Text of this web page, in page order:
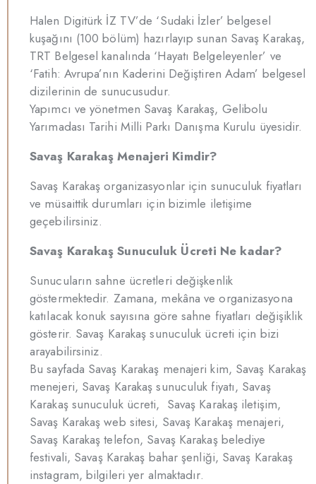
Halen Digitürk İZ TV’de ‘Sudaki İzler’ belgesel
kuşağını (100 bölüm) hazırlayıp sunan Savaş Karakaş,
TRT Belgesel kanalında ‘Hayatı Belgeleyenler’ ve
‘Fatih: Avrupa’nın Kaderini Değiştiren Adam’ belgesel
dizilerinin de sunucusudur.
Yapımcı ve yönetmen Savaş Karakaş, Gelibolu
Yarımadası Tarihi Milli Parkı Danışma Kurulu üyesidir.
Savaş Karakaş Menajeri Kimdir?
Savaş Karakaş organizasyonlar için sunuculuk fiyatları
ve müsaittik durumları için bizimle iletişime
geçebilirsiniz.
Savaş Karakaş Sunuculuk Ücreti Ne kadar?
Sunucuların sahne ücretleri değişkenlik
göstermektedir. Zamana, mekâna ve organizasyona
katılacak konuk sayısına göre sahne fiyatları değişiklik
gösterir. Savaş Karakaş sunuculuk ücreti için bizi
arayabilirsiniz.
Bu sayfada Savaş Karakaş menajeri kim, Savaş Karakaş
menejeri, Savaş Karakaş sunuculuk fiyatı, Savaş
Karakaş sunuculuk ücreti, Savaş Karakaş iletişim,
Savaş Karakaş web sitesi, Savaş Karakaş menajeri,
Savaş Karakaş telefon, Savaş Karakaş belediye
festivali, Savaş Karakaş bahar şenliği, Savaş Karakaş
instagram, bilgileri yer almaktadır.